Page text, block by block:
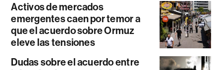
Activos de mercados
emergentes caen por temor a
que el acuerdo sobre Ormuz
eleve las tensiones
Dudas sobre el acuerdo entre